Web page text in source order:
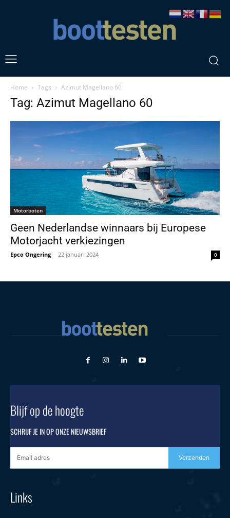
Home Tags Azimut Magellano 60
Tag: Azimut Magellano 60
Motorboten
Geen Nederlandse winnaars bij Europese
Motorjacht verkiezingen
Epco Ongering - 22 januari 2024 0
Blijf op de hoogte
SCHRIJF JE IN OP ONZE NIEUWSBRIEF
Verzenden
Links